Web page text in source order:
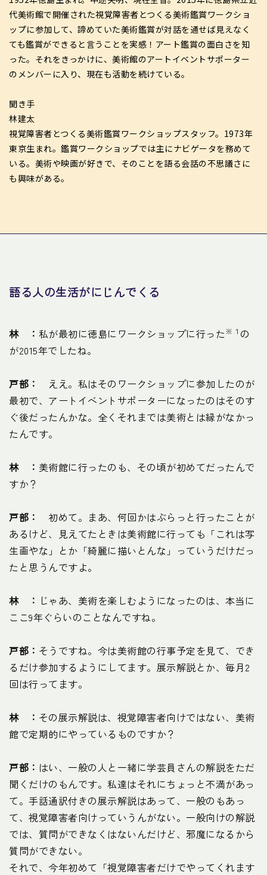
代美術館で開催された視覚障害者とつくる美術鑑賞ワークショ
ップに参加して、諦めていた美術鑑賞が対話を通せば見えなく
ても鑑賞ができると言うことを実感！アート鑑賞の面白さを知
った。それをきっかけに、美術館のアートイベントサポーター
のメンバーに入り、現在も活動を続けている。
聞き手
林建太
視覚障害者とつくる美術鑑賞ワークショップスタッフ。1973年
東京生まれ。鑑賞ワークショップでは主にナビゲータを務めて
いる。美術や映画が好きで、そのことを語る会話の不思議さに
も興味がある。
語る人の生活がにじんでくる
林 ： 私が最初に徳島にワークショップに行った※１ の
が2015年でしたね。
戸部：
ええ。私はそのワークショップに参加したのが
最初で、アートイベントサポーターになったのはそのす
ぐ後だったんかな。全くそれまでは美術とは縁がなかっ
たんです。
林 ： 美術館に行ったのも、その頃が初めてだったんで
すか？
戸部：
初めて。まあ、何回かはぶらっと行ったことが
あるけど、見えてたときは美術館に行っても「これは写
生画やな」とか「綺麗に描いとんな」っていうだけだっ
たと思うんですよ。
林 ： じゃあ、美術を楽しむようになったのは、本当に
ここ9年ぐらいのことなんですね。
戸部： そうですね。今は美術館の行事予定を見て、でき
るだけ参加するようにしてます。展示解説とか、毎月2
回は行ってます。
林 ： その展示解説は、視覚障害者向けではない、美術
館で定期的にやっているものですか？
戸部： はい、一般の人と一緒に学芸員さんの解説をただ
聞くだけのもんです。私達はそれにちょっと不満があっ
て。手話通訳付きの展示解説はあって、一般のもあっ
て、視覚障害者向けっていうんがない。一般向けの解説
では、質問ができなくはないんだけど、邪魔になるから
質問ができない。
それで、今年初めて「視覚障害者だけでやってくれます